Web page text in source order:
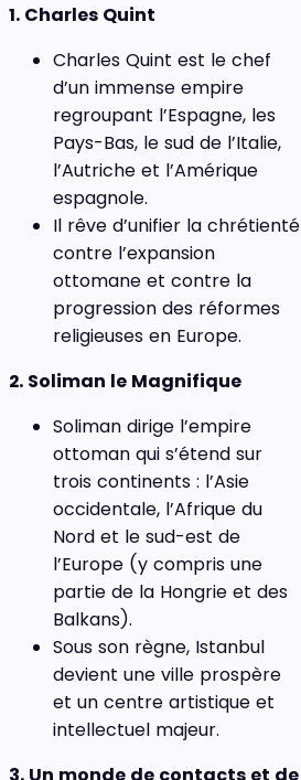
1. Charles Quint
Charles Quint est le chef
d’un immense empire
regroupant l’Espagne, les
Pays-Bas, le sud de l’Italie,
l’Autriche et l’Amérique
espagnole.
Il rêve d’unifier la chrétienté
contre l’expansion
ottomane et contre la
progression des réformes
religieuses en Europe.
2. Soliman le Magnifique
Soliman dirige l’empire
ottoman qui s’étend sur
trois continents : l’Asie
occidentale, l’Afrique du
Nord et le sud-est de
l’Europe (y compris une
partie de la Hongrie et des
Balkans).
Sous son règne, Istanbul
devient une ville prospère
et un centre artistique et
intellectuel majeur.
3. Un monde de contacts et de